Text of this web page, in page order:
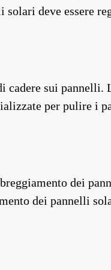
deve essere
sui pannelli.
per pulire i
dei
dei pannelli